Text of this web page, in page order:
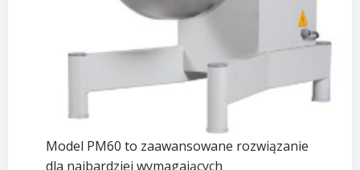
Model PM60 to zaawansowane rozwiązanie
dla najbardziej wymagających